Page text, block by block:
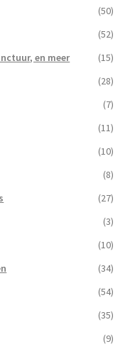
(50)
(52)
en meer
(15)
(28)
(7)
(11)
(10)
(8)
(27)
(3)
(10)
(34)
(54)
(35)
(9)